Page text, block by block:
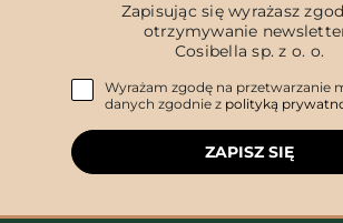
Zapisując się wyrażasz
otrzymywanie
Cosibella sp. z o. o.
Wyrażam zgodę na przetwarzanie
danych zgodnie z polityką
ZAPISZ SIĘ